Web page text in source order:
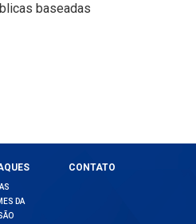
baseadas
DA
CONTATO